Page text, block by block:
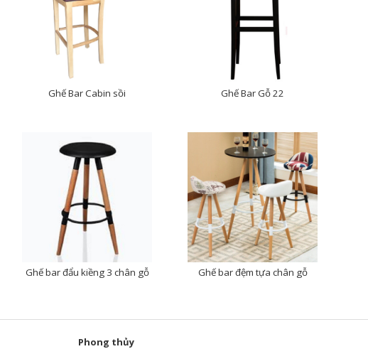
Ghế Bar Cabin sồi Ghế Bar Gỗ 22
Ghế bar đẩu kiềng 3 chân gỗ Ghế bar đệm tựa chân gỗ
Phong thủy